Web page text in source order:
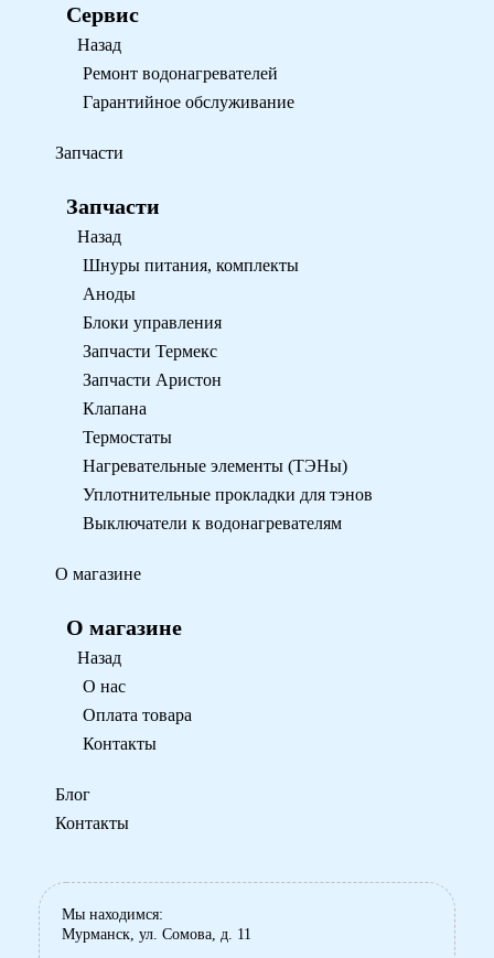
Сервис
Назад
Ремонт водонагревателей
Гарантийное обслуживание
Запчасти
Запчасти
Назад
Шнуры питания, комплекты
Аноды
Блоки управления
Запчасти Термекс
Запчасти Аристон
Клапана
Термостаты
Нагревательные элементы (ТЭНы)
Уплотнительные прокладки для тэнов
Выключатели к водонагревателям
О магазине
О магазине
Назад
О нас
Оплата товара
Контакты
Блог
Контакты
Мы находимся:
Мурманск, ул. Сомова, д. 11